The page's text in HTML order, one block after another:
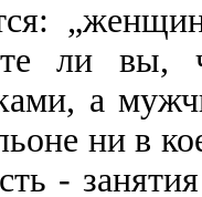
ли вы,
а
ни в
-